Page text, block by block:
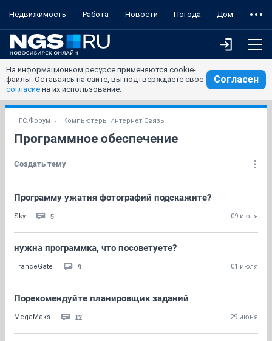
Недвижимость Работа Новости Погода Дом
На информационном ресурсе применяются cookie-
файлы. Оставаясь на сайте, вы подтверждаете свое
согласие на их использование.
Согласен
НГС.Форум Компьютеры Интернет Связь
Программное обеспечение
Создать тему
Программу ужатия фотографий подскажите?
Sky 5 09 июля
нужна программка, что посоветуете?
TranceGate 9 01 июля
Порекомендуйте планировщик заданий
MegaMaks 12 29 июня